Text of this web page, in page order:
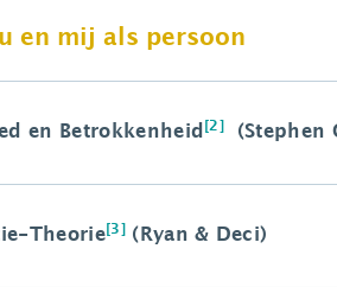
en mij als persoon
en Betrokkenheid [2] (Stephen
Theorie [3] (Ryan & Deci)